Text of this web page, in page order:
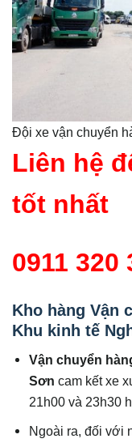
Đội xe vận chuyển
Liên hệ
tốt nhất
0911 320
Kho hàng Vận
Khu kinh tế
Vận chuyển
Sơn cam kết xe
21h00 và 23h30
Ngoài ra, đối với